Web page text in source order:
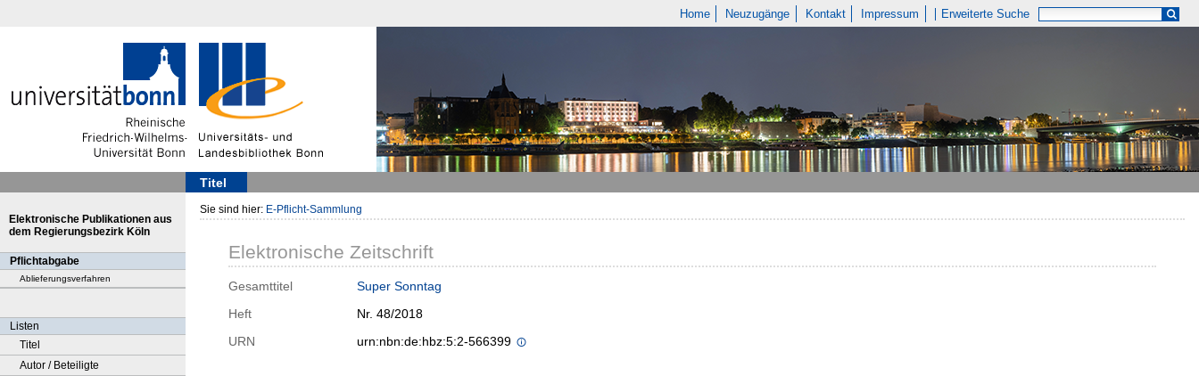
Home Neuzugänge Kontakt Impressum Erweiterte Suche
Titel
Elektronische Publikationen aus
dem Regierungsbezirk Köln
Pflichtabgabe
Ablieferungsverfahren
Listen
Titel
Autor / Beteiligte
Sie sind hier: E-Pflicht-Sammlung
Elektronische Zeitschrift
Gesamttitel
Super Sonntag
Heft
Nr. 48/2018
URN
urn:nbn:de:hbz:5:2-566399